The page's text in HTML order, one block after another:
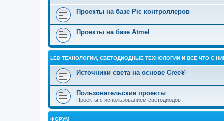
Проекты на базе Pic контроллеров
Проекты на базе Atmel
LED ТЕХНОЛОГИИ, СВЕТОДИОДНЫЕ ТЕХНОЛОГИИ И ВСЕ ЧТО С
Источники света на основе Cree®
Пользовательские проекты
Проекты с использованием светодиодов
ФОРУМ